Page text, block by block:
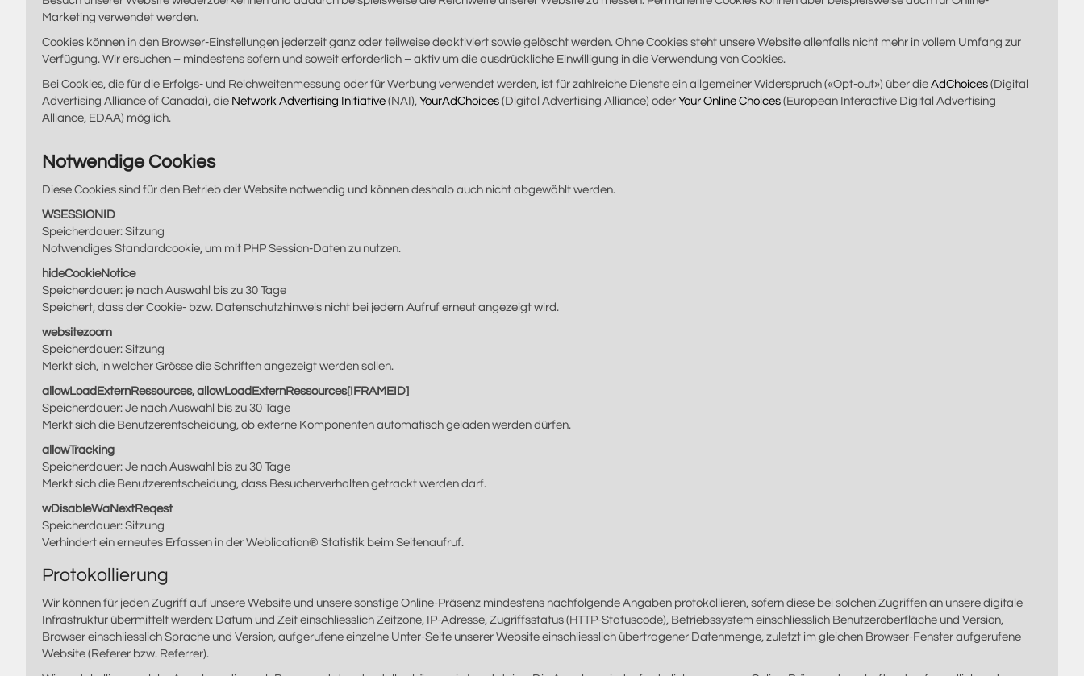
Marketing verwendet werden.
Cookies können in den Browser-Einstellungen jederzeit ganz oder teilweise deaktiviert sowie gelöscht werden. Ohne Cookies steht unsere Website allenfalls nicht mehr in vollem Umfang zur
Verfügung. Wir ersuchen – mindestens sofern und soweit erforderlich – aktiv um die ausdrückliche Einwilligung in die Verwendung von Cookies.
Bei Cookies, die für die Erfolgs- und Reichweitenmessung oder für Werbung verwendet werden, ist für zahlreiche Dienste ein allgemeiner Widerspruch («Opt-out») über die AdChoices (Digital
Advertising Alliance of Canada), die Network Advertising Initiative (NAI), YourAdChoices (Digital Advertising Alliance) oder Your Online Choices (European Interactive Digital Advertising
Alliance, EDAA) möglich.
Notwendige Cookies
Diese Cookies sind für den Betrieb der Website notwendig und können deshalb auch nicht abgewählt werden.
WSESSIONID
Speicherdauer: Sitzung
Notwendiges Standardcookie, um mit PHP Session-Daten zu nutzen.
hideCookieNotice
Speicherdauer: je nach Auswahl bis zu 30 Tage
Speichert, dass der Cookie- bzw. Datenschutzhinweis nicht bei jedem Aufruf erneut angezeigt wird.
websitezoom
Speicherdauer: Sitzung
Merkt sich, in welcher Grösse die Schriften angezeigt werden sollen.
allowLoadExternRessources, allowLoadExternRessources[IFRAMEID]
Speicherdauer: Je nach Auswahl bis zu 30 Tage
Merkt sich die Benutzerentscheidung, ob externe Komponenten automatisch geladen werden dürfen.
allowTracking
Speicherdauer: Je nach Auswahl bis zu 30 Tage
Merkt sich die Benutzerentscheidung, dass Besucherverhalten getrackt werden darf.
wDisableWaNextReqest
Speicherdauer: Sitzung
Verhindert ein erneutes Erfassen in der Weblication® Statistik beim Seitenaufruf.
Protokollierung
Wir können für jeden Zugriff auf unsere Website und unsere sonstige Online-Präsenz mindestens nachfolgende Angaben protokollieren, sofern diese bei solchen Zugriffen an unsere digitale
Infrastruktur übermittelt werden: Datum und Zeit einschliesslich Zeitzone, IP-Adresse, Zugriffsstatus (HTTP-Statuscode), Betriebssystem einschliesslich Benutzeroberfläche und Version,
Browser einschliesslich Sprache und Version, aufgerufene einzelne Unter-Seite unserer Website einschliesslich übertragener Datenmenge, zuletzt im gleichen Browser-Fenster aufgerufene
Website (Referer bzw. Referrer).